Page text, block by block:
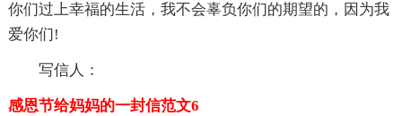
你们过上幸福的生活，我不会辜负你们的期望的，因为我
爱你们!
写信人：
感恩节给妈妈的一封信范文6